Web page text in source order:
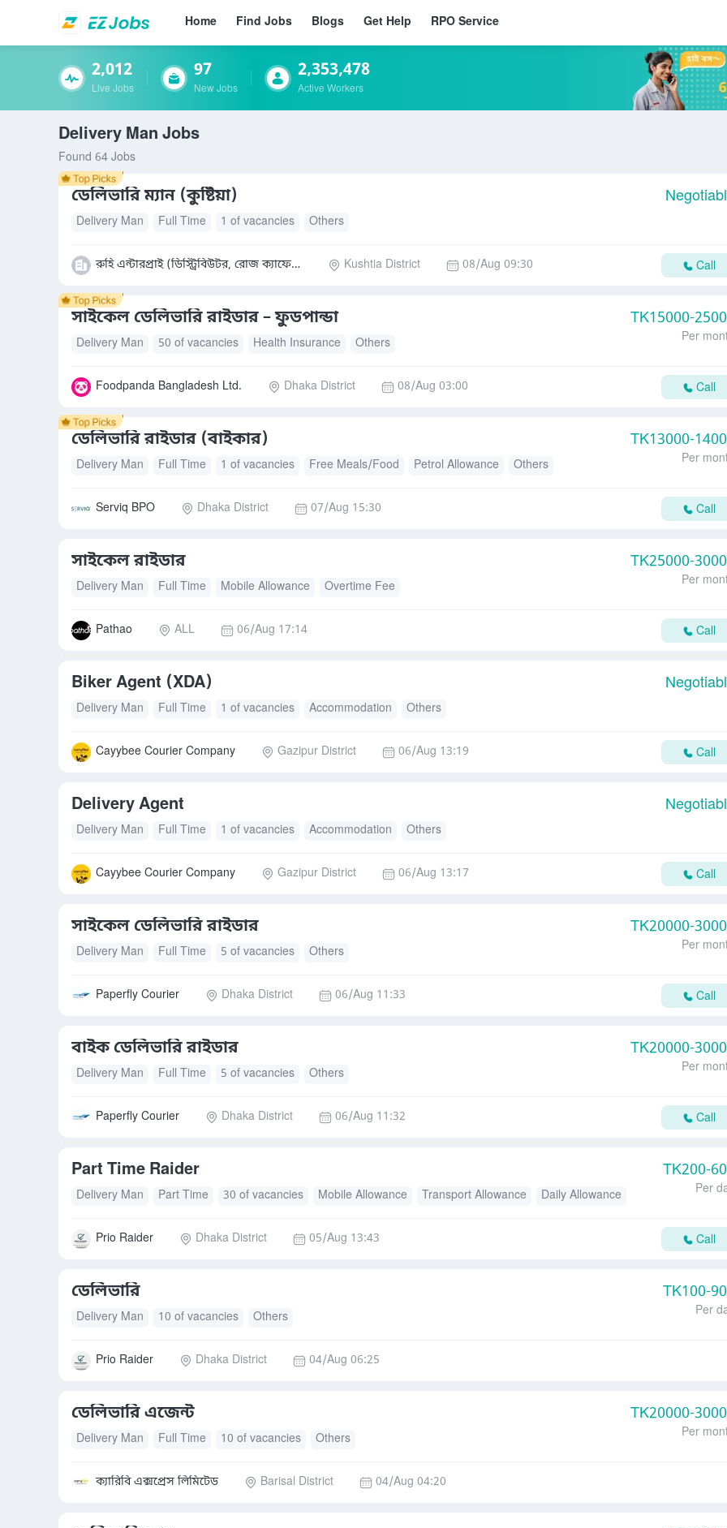
Home Find Jobs Blogs Get Help RPO Service
2,012
Live Jobs
97
New Jobs
2,353,478
Active Workers
Delivery Man Jobs
Found 64 Jobs
ডেলিভারি ম্যান (কুষ্টিয়া)
Delivery Man Full Time 1 of vacancies Others
রুহি এন্টারপ্রাই (ডিস্ট্রিবিউটর, রোজ ক্যাফে বাংলাদেশ লিঃ) Kushtia District 08/Aug 09:30 Call
সাইকেল ডেলিভারি রাইডার – ফুডপান্ডা TK15000-
Delivery Man 50 of vacancies Health Insurance Others Per
Foodpanda Bangladesh Ltd. Dhaka District 08/Aug 03:00 Call
ডেলিভারি রাইডার (বাইকার) TK13000-
Delivery Man Full Time 1 of vacancies Free Meals/Food Petrol Allowance Others Per
Serviq BPO Dhaka District 07/Aug 15:30 Call
সাইকেল রাইডার TK25000-
Delivery Man Full Time Mobile Allowance Overtime Fee Per
Pathao ALL 06/Aug 17:14 Call
Biker Agent (XDA)
Delivery Man Full Time 1 of vacancies Accommodation Others
Cayybee Courier Company Gazipur District 06/Aug 13:19 Call
Delivery Agent
Delivery Man Full Time 1 of vacancies Accommodation Others
Cayybee Courier Company Gazipur District 06/Aug 13:17 Call
সাইকেল ডেলিভারি রাইডার TK20000-
Delivery Man Full Time 5 of vacancies Others Per
Paperfly Courier Dhaka District 06/Aug 11:33 Call
বাইক ডেলিভারি রাইডার TK20000-
Delivery Man Full Time 5 of vacancies Others Per
Paperfly Courier Dhaka District 06/Aug 11:32 Call
Part Time Raider TK200-
Delivery Man Part Time 30 of vacancies Mobile Allowance Transport Allowance Daily Allowance Per
Prio Raider Dhaka District 05/Aug 13:43 Call
ডেলিভারি TK100-
Delivery Man 10 of vacancies Others Per
Prio Raider Dhaka District 04/Aug 06:25
ডেলিভারি এজেন্ট TK20000-
Delivery Man Full Time 10 of vacancies Others Per
ক্যারিবি এক্সপ্রেস লিমিটেড Barisal District 04/Aug 04:20